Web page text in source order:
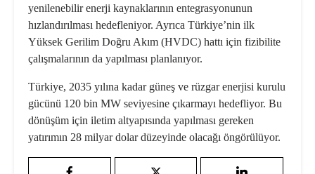
yenilenebilir enerji kaynaklarının entegrasyonunun
hızlandırılması hedefleniyor. Ayrıca Türkiye’nin ilk
Yüksek Gerilim Doğru Akım (HVDC) hattı için fizibilite
çalışmalarının da yapılması planlanıyor.
Türkiye, 2035 yılına kadar güneş ve rüzgar enerjisi kurulu
gücünü 120 bin MW seviyesine çıkarmayı hedefliyor. Bu
dönüşüm için iletim altyapısında yapılması gereken
yatırımın 28 milyar dolar düzeyinde olacağı öngörülüyor.